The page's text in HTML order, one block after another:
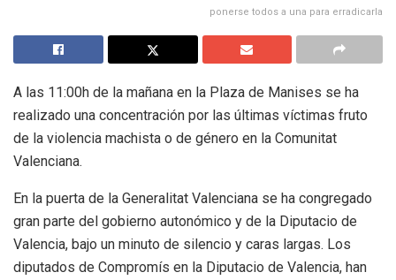
ponerse todos a una para erradicarla
A las 11:00h de la mañana en la Plaza de Manises se ha
realizado una concentración por las últimas víctimas fruto
de la violencia machista o de género en la Comunitat
Valenciana.
En la puerta de la Generalitat Valenciana se ha congregado
gran parte del gobierno autonómico y de la Diputacio de
Valencia, bajo un minuto de silencio y caras largas. Los
diputados de Compromís en la Diputacio de Valencia, han